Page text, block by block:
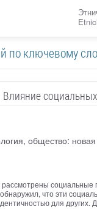
по ключевому
Влияние
общество:
рассмотрены социальные
что эти
для